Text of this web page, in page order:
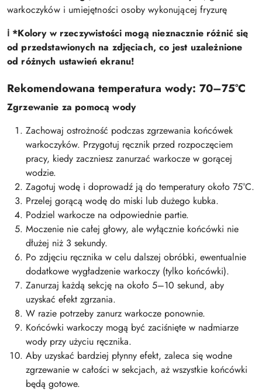
warkoczyków i umiejętności osoby wykonującej fryzurę
ℹ️ *Kolory w rzeczywistości mogą nieznacznie różnić się
od przedstawionych na zdjęciach, co jest uzależnione
od różnych ustawień ekranu!
Rekomendowana temperatura wody: 70–75°C
Zgrzewanie za pomocą wody
Zachowaj ostrożność podczas zgrzewania końcówek
warkoczyków. Przygotuj ręcznik przed rozpoczęciem
pracy, kiedy zaczniesz zanurzać warkocze w gorącej
wodzie.
Zagotuj wodę i doprowadź ją do temperatury około 75°C.
Przelej gorącą wodę do miski lub dużego kubka.
Podziel warkocze na odpowiednie partie.
Moczenie nie całej głowy, ale wyłącznie końcówki nie
dłużej niż 3 sekundy.
Po zdjęciu ręcznika w celu dalszej obróbki, ewentualnie
dodatkowe wygładzenie warkoczy (tylko końcówki).
Zanurzaj każdą sekcję na około 5–10 sekund, aby
uzyskać efekt zgrzania.
W razie potrzeby zanurz warkocze ponownie.
Końcówki warkoczy mogą być zaciśnięte w nadmiarze
wody przy użyciu ręcznika.
Aby uzyskać bardziej płynny efekt, zaleca się wodne
zgrzewanie w całości w sekcjach, aż wszystkie końcówki
będą gotowe.